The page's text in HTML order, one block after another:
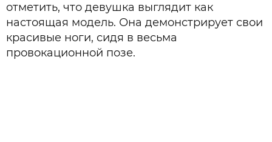
отметить, что девушка выглядит как
настоящая модель. Она демонстрирует свои
красивые ноги, сидя в весьма
провокационной позе.